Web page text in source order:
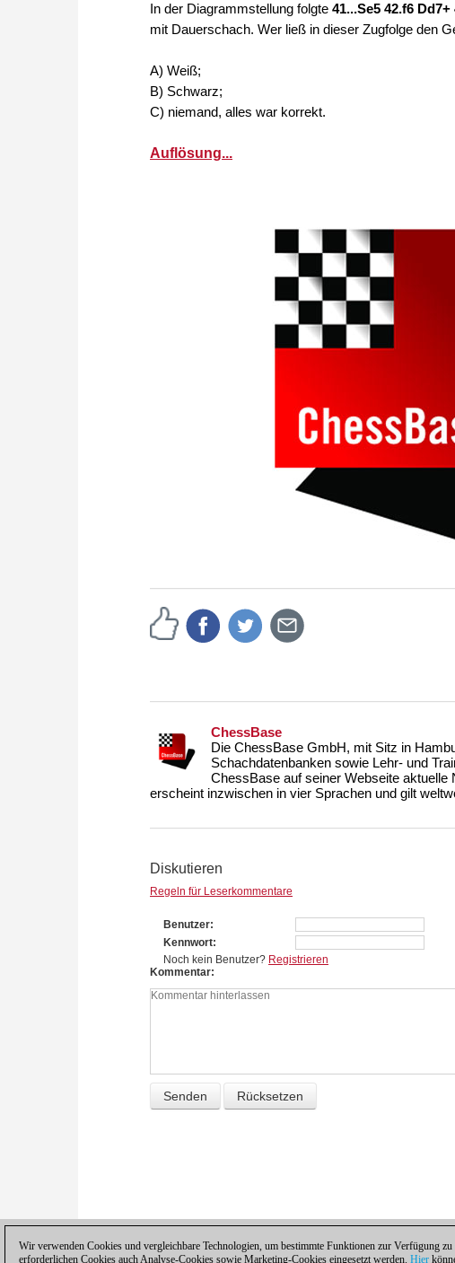
In der Diagrammstellung folgte 41...Se5 42.f6
mit Dauerschach. Wer ließ in dieser Zugfolge den
A) Weiß;
B) Schwarz;
C) niemand, alles war korrekt.
Auflösung...
ChessBase
Die ChessBase GmbH, mit Sitz in
Schachdatenbanken sowie Lehr- und
ChessBase auf seiner Webseite
erscheint inzwischen in vier Sprachen und gilt
Diskutieren
Regeln für Leserkommentare
Benutzer
Kennwort
Noch kein Benutzer? Registrieren
Kommentar
Wir verwenden Cookies und vergleichbare Technologien, um bestimmte Funktionen zur Verfügung
erforderlichen Cookies auch Analyse-Cookies sowie Marketing-Cookies eingesetzt werden. Hier